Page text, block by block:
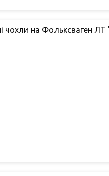
чохли на Фольксваген ЛТ